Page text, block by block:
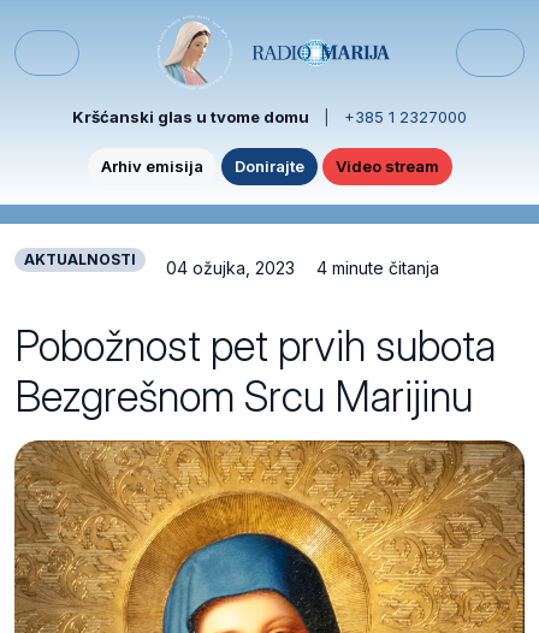
Menu
Kršćanski glas u tvome domu +385 1 2327000
Arhiv emisija Donirajte Video stream
AKTUALNOSTI 04 ožujka, 2023 4 minute čitanja
Pobožnost pet prvih subota
Bezgrešnom Srcu Marijinu